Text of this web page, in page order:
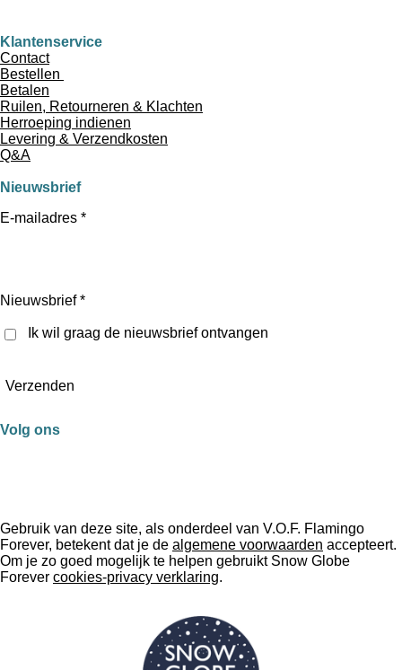
Klantenservice
Contact
Bestellen
Betalen
Ruilen, Retourneren & Klachten
Herroeping indienen
Levering & Verzendkosten
Q&A
Nieuwsbrief
E-mailadres *
Nieuwsbrief *
Ik wil graag de nieuwsbrief ontvangen
Verzenden
Volg ons
e
b
o
o
t
a
g
r
t
s
A
p
T
o
k
Gebruik van deze site, als onderdeel van V.O.F. Flamingo
Forever, betekent dat je de algemene voorwaarden accepteert.
Om je zo goed mogelijk te helpen gebruikt Snow Globe
Forever cookies-privacy verklaring.